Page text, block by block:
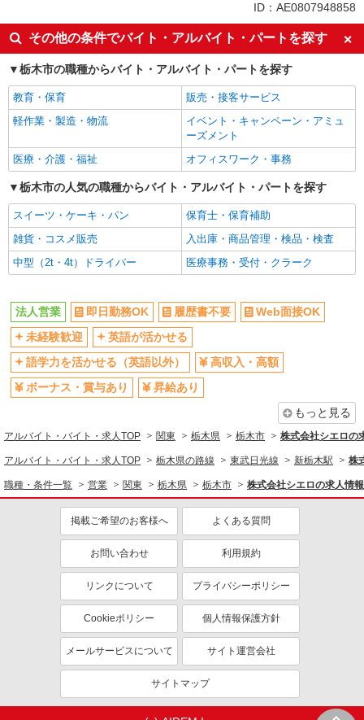
即日勤務OK
履歴書不要
Web面接OK
未経験歓迎
英語が活かせる
語学力を活かせる（英語以外）
高収入・高額
ボーナス・賞与あり
昇給あり
日払い
週払い
10時～勤務OK
車通勤OK
バイク通勤OK
交通費支給
社会保険あり
入社祝い金あり
各種手当（家族・役職・インセン
ティブなど）あり
制服貸与
社員登用あり
営業
同じ特徴から求人を探す
未経験歓迎
英語が活かせる
ボーナス・賞与あり
日払い
社会保険あり
社員登用あり
ID：AE0807948858
その他の条件でバイト・アルバイト・パートを探す
栃木市の職種からバイト・アルバイト・パートを探す
教育・保育
販売・接客サービス
軽作業・製造・物流
イベント・キャンペーン・アミュ
ーズメント
医療・介護・福祉
オフィスワーク・事務
栃木市の人気の職種からバイト・アルバイト・パートを探す
スイーツ・ケーキ・パン
保育士・保育補助
雑貨・コスメ販売
入出庫・商品管理・検品・検査
中型（2t・4t）ドライバー
医療事務・受付・クラーク
法人営業 即日勤務OK 履歴書不要
Web面接OK
未経験歓迎
英語が活かせる
語学力を活かせる（英語以外）
高収入・高額
ボーナス・賞与あり
昇給あり
もっと見る
アルバイト・バイト・求人TOP 関東 栃木県 栃木市 株式会社シエロの
アルバイト・バイト・求人TOP 栃木県の路線 東武日光線 新栃木駅 株
職種・条件一覧 営業 関東 栃木県 栃木市 株式会社シエロの求人情
掲載ご希望のお客様へ よくある質問
お問い合わせ 利用規約
リンクについて プライバシーポリシー
Cookieポリシー 個人情報保護方針
メールサービスについて サイト運営会社
サイトマップ